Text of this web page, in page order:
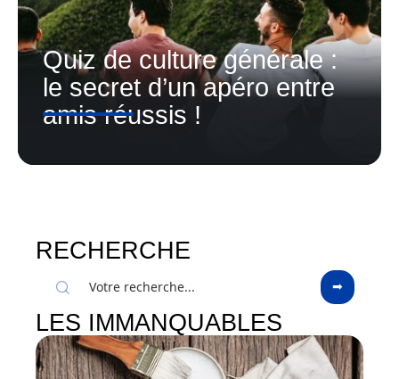
Quiz de culture générale :
le secret d’un apéro entre
amis réussis !
RECHERCHE
LES IMMANQUABLES